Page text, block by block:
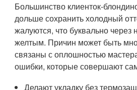
Большинство клиенток-
дольше сохранить холодный
жалуются, что буквально через
желтым. Причин может быть
связаны с оплошностью
ошибки, которые совершают
Делают укладку без